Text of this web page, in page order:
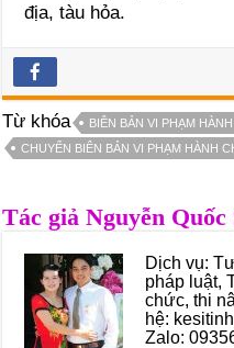
địa, tàu hỏa.
Từ khóa
BIÊN BẢN VI PHẠM
CHUYỂN BIÊN BẢN VI PHẠM HÀNH
Tác giả Nguyễn Quốc
Dịch vụ:
pháp luật,
chức, thi
hệ:
Zalo: